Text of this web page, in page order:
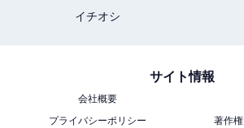
イチオシ
サイト情報
会社概要
プライバシーポリシー
著作